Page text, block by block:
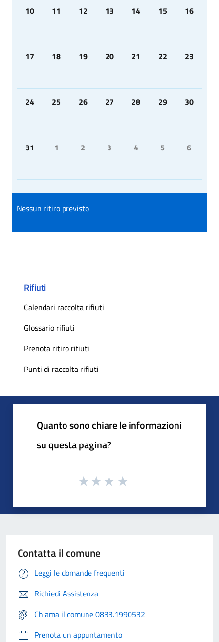
10 11 12 13 14 15 16
17 18 19 20 21 22 23
24 25 26 27 28 29 30
31 1 2 3 4 5 6
Nessun ritiro previsto
Rifiuti
Calendari raccolta rifiuti
Glossario rifiuti
Prenota ritiro rifiuti
Punti di raccolta rifiuti
Quanto sono chiare le informazioni
su questa pagina?
Contatta il comune
Leggi le domande frequenti
Richiedi Assistenza
Chiama il comune 0833.1990532
Prenota un appuntamento